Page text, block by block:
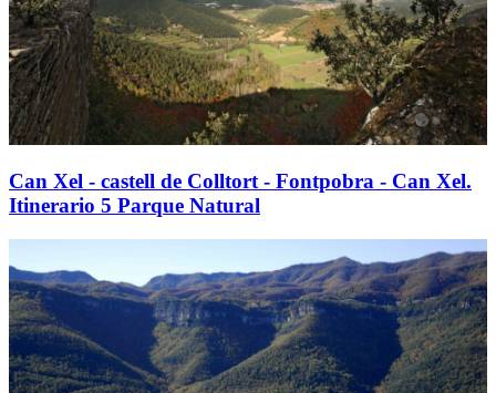
Can Xel - castell de Colltort - Fontpobra - Can Xel.
Itinerario 5 Parque Natural